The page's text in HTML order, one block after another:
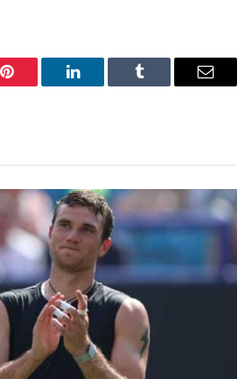
Pinterest LinkedIn Tumblr Email